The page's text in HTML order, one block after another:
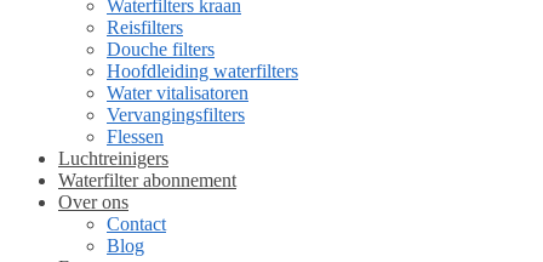
Waterfilters kraan
Reisfilters
Douche filters
Hoofdleiding waterfilters
Water vitalisatoren
Vervangingsfilters
Flessen
Luchtreinigers
Waterfilter abonnement
Over ons
Contact
Blog